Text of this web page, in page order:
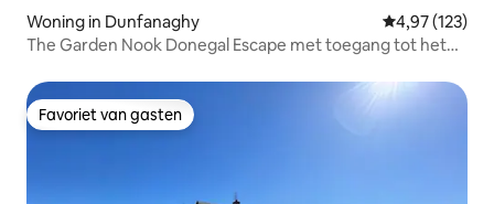
Woning in Dunfanaghy Gemiddelde
4,97 (123)
The Garden Nook Donegal Escape met toegang tot het
Favoriet van gasten
Favoriet van gasten